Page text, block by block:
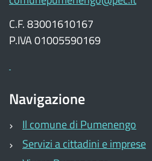
C.F. 83001610167
P.IVA 01005590169
Navigazione
Il comune di Pumenengo
Servizi a cittadini e imprese